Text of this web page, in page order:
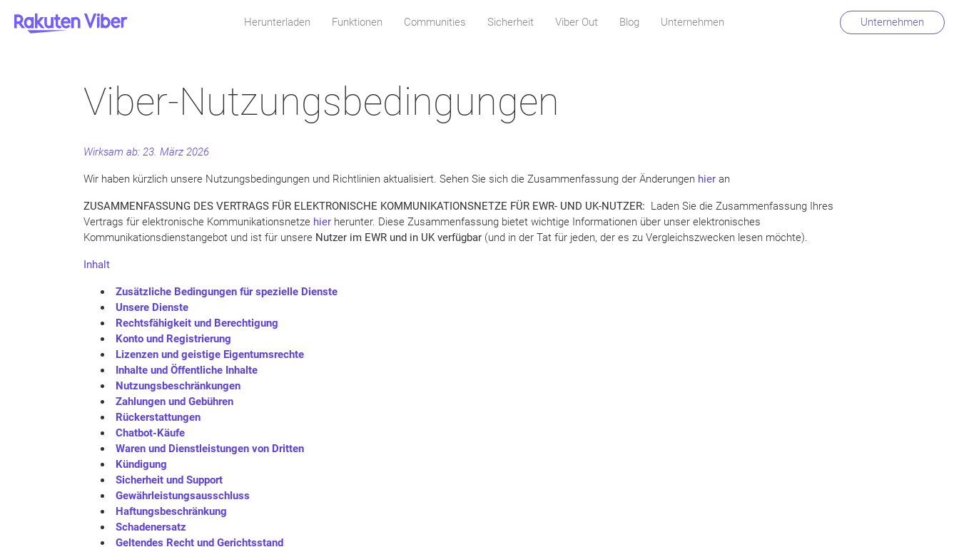
Herunterladen Funktionen Communities Sicherheit Viber Out Blog Unternehmen Unternehmen
Viber-Nutzungsbedingungen
Wirksam ab: 23. März 2026
Wir haben kürzlich unsere Nutzungsbedingungen und Richtlinien aktualisiert. Sehen Sie sich die Zusammenfassung der Änderungen hier an
ZUSAMMENFASSUNG DES VERTRAGS FÜR ELEKTRONISCHE KOMMUNIKATIONSNETZE FÜR EWR- UND UK-NUTZER: Laden Sie die Zusammenfassung Ihres
Vertrags für elektronische Kommunikationsnetze hier herunter. Diese Zusammenfassung bietet wichtige Informationen über unser elektronisches
Kommunikationsdienstangebot und ist für unsere Nutzer im EWR und in UK verfügbar (und in der Tat für jeden, der es zu Vergleichszwecken lesen möchte).
Inhalt
Zusätzliche Bedingungen für spezielle Dienste
Unsere Dienste
Rechtsfähigkeit und Berechtigung
Konto und Registrierung
Lizenzen und geistige Eigentumsrechte
Inhalte und Öffentliche Inhalte
Nutzungsbeschränkungen
Zahlungen und Gebühren
Rückerstattungen
Chatbot-Käufe
Waren und Dienstleistungen von Dritten
Kündigung
Sicherheit und Support
Gewährleistungsausschluss
Haftungsbeschränkung
Schadenersatz
Geltendes Recht und Gerichtsstand